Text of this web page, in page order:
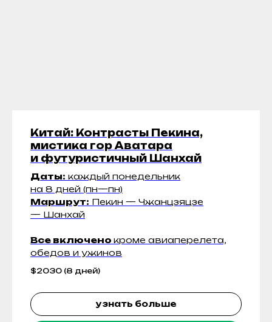
Китай: Контрасты Пекина,
мистика гор Аватара
и футуристичный Шанхай
Даты: каждый понедельник
на 8 дней (пн—пн)
Маршрут: Пекин — Чжанцзяцзе
— Шанхай
Все включено кроме авиаперелета,
обедов и ужинов
$2030 (8 дней)
узнать больше